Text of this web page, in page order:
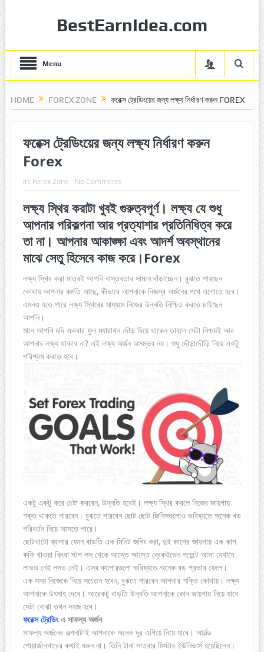
BestEarnIdea.com
Menu
HOME FOREX ZONE ফরেক্স ট্রেডিংয়ের জন্য লক্ষ্য নির্ধারণ করুন FOREX
ফরেক্স ট্রেডিংয়ের জন্য লক্ষ্য নির্ধারণ করুন
Forex
In: Forex Zone No Comments
লক্ষ্য স্থির করাটা খুবই গুরুত্বপূর্ণ। লক্ষ্য যে শুধু
আপনার পরিকল্পনা আর প্রত্যাশার প্রতিনিধিত্ব করে
তা না। আপনার আকাঙ্ক্ষা এবং আদর্শ অবস্থানের
মাঝে সেতু হিসেবে কাজ করে।Forex
লক্ষ্য স্থির করা মাত্রই আপনি বাস্তবতার সামনে দাঁড়াচ্ছেন। বুঝতে পারছেন
কোথায় আপনার কমতি আছে, কীভাবে আপনাকে নিজস্ব অর্জনের পথে এগোতে হবে।
এমনও হতে পারে লক্ষ্য স্থিরের মাধ্যমে নিজের উন্নতি নিশ্চিত করতে চাইছেন
আপনি।
মানে আপনি যদি একবার ফুল ম্যারাথন দৌড় দিয়ে থাকেন তাহলে সেটা নিশ্চয়ই আর
আপনার লক্ষ্য থাকবে না? এই লক্ষ্য অর্জন অসম্ভব নয়। শুধু দৌড়াদৌড়ি নিয়ে একটু
পরিশ্রম করতে হবে।
একটু একটু করে চেষ্টা করবেন, উন্নতি হবেই। লক্ষ্য স্থির করলে নিজের জায়গায়
শক্ত থাকতে পারবেন। বুঝতে পারবেন ছোট ছোট জিনিসগুলোও ভবিষ্যতে অনেক বড়
পরিবর্তন নিয়ে আসতে পারে।
ছোটখাটো ব্যাপার যেমন বাড়তি এক মিনিট জগিং করা, দুই কাপের জায়গায় এক কাপ
কফি খাওয়া কিংবা স্টপ লস থেকে আস্তে আস্তে ব্রেকইভেন পয়েন্টে আসা যেখানে
লাভও নেই লসও নেই। এসব ব্যাপারগুলো ভবিষ্যতে অনেক বড় প্রভাব ফেলে।
এক সময় নিজেকে নিয়ে সচেতন হবেন, বুঝতে পারবেন আপনার শক্তি কোথায়। লক্ষ্য
আপনাকে উৎসাহ দেবে। আরেকটু বাড়তি উন্নতি আপনাকে কোন জায়গায় নিয়ে যাবে
সেটা বোঝা তখন সহজ হবে।
ফরেক্স ট্রেডিংএ সাফল্য অর্জন
সাফল্য অর্জনের কল্পনাটাই আপনাকে অনেক দূর এগিয়ে নিয়ে যাবে। আর্নল্ড
শোয়ার্জনেগারের কথাই ধরুন না। তিনি টানা সাতবার মিস্টার ইউনিভার্স হয়েছিলেন।